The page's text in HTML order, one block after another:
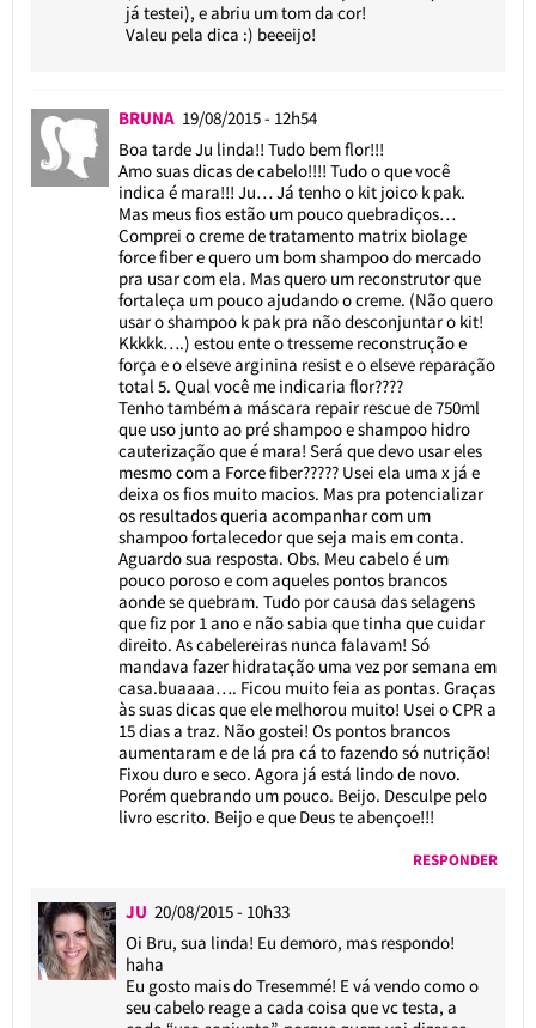
já testei), e abriu um tom da cor!
Valeu pela dica :) beeeijo!
BRUNA 19/08/2015 - 12h54
Boa tarde Ju linda!! Tudo bem flor!!!
Amo suas dicas de cabelo!!!! Tudo o que você
indica é mara!!! Ju… Já tenho o kit joico k pak.
Mas meus fios estão um pouco quebradiços…
Comprei o creme de tratamento matrix biolage
force fiber e quero um bom shampoo do mercado
pra usar com ela. Mas quero um reconstrutor que
fortaleça um pouco ajudando o creme. (Não quero
usar o shampoo k pak pra não desconjuntar o kit!
Kkkkk….) estou ente o tresseme reconstrução e
força e o elseve arginina resist e o elseve reparação
total 5. Qual você me indicaria flor????
Tenho também a máscara repair rescue de 750ml
que uso junto ao pré shampoo e shampoo hidro
cauterização que é mara! Será que devo usar eles
mesmo com a Force fiber????? Usei ela uma x já e
deixa os fios muito macios. Mas pra potencializar
os resultados queria acompanhar com um
shampoo fortalecedor que seja mais em conta.
Aguardo sua resposta. Obs. Meu cabelo é um
pouco poroso e com aqueles pontos brancos
aonde se quebram. Tudo por causa das selagens
que fiz por 1 ano e não sabia que tinha que cuidar
direito. As cabelereiras nunca falavam! Só
mandava fazer hidratação uma vez por semana em
casa.buaaaa…. Ficou muito feia as pontas. Graças
às suas dicas que ele melhorou muito! Usei o CPR a
15 dias a traz. Não gostei! Os pontos brancos
aumentaram e de lá pra cá to fazendo só nutrição!
Fixou duro e seco. Agora já está lindo de novo.
Porém quebrando um pouco. Beijo. Desculpe pelo
livro escrito. Beijo e que Deus te abençoe!!!
RESPONDER
JU 20/08/2015 - 10h33
Oi Bru, sua linda! Eu demoro, mas respondo!
haha
Eu gosto mais do Tresemmé! E vá vendo como o
seu cabelo reage a cada coisa que vc testa, a